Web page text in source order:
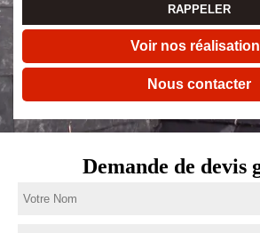
Voir nos
Nous contacter
Demande de devis